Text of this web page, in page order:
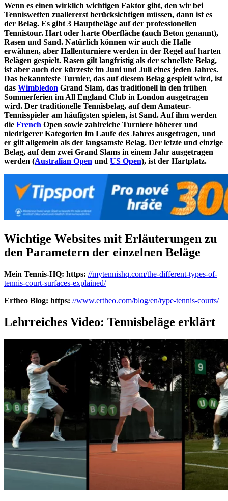
Wenn es einen wirklich wichtigen Faktor gibt, den wir bei
Tenniswetten zuallererst berücksichtigen müssen, dann ist es
der Belag. Es gibt 3 Hauptbeläge auf der professionellen
Tennistour. Hart oder harte Oberfläche (auch Beton genannt),
Rasen und Sand. Natürlich können wir auch die Halle
erwähnen, aber Hallenturniere werden in der Regel auf harten
Belägen gespielt. Rasen gilt langfristig als der schnellste Belag,
ist aber auch der kürzeste im Juni und Juli eines jeden Jahres.
Das bekannteste Turnier, das auf diesem Belag gespielt wird, ist
das Wimbledon Grand Slam, das traditionell in den frühen
Sommerferien im All England Club in London ausgetragen
wird. Der traditionelle Tennisbelag, auf dem Amateur-
Tennisspieler am häufigsten spielen, ist Sand. Auf ihm werden
die French Open sowie zahlreiche Turniere höherer und
niedrigerer Kategorien im Laufe des Jahres ausgetragen, und
er gilt allgemein als der langsamste Belag. Der letzte und einzige
Belag, auf dem zwei Grand Slams in einem Jahr ausgetragen
werden (Australian Open und US Open), ist der Hartplatz.
Wichtige Websites mit Erläuterungen zu
den Parametern der einzelnen Beläge
Mein Tennis-HQ: https: //mytennishq.com/the-different-types-of-
tennis-court-surfaces-explained/
Ertheo Blog: https: //www.ertheo.com/blog/en/type-tennis-courts/
Lehrreiches Video: Tennisbeläge erklärt